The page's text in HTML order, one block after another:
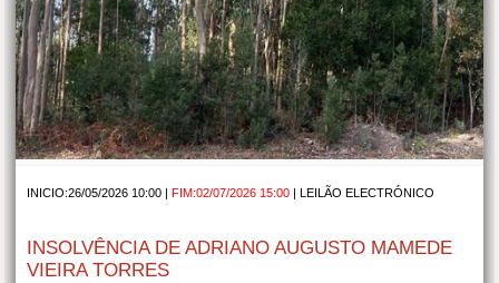
INICIO:26/05/2026 10:00 |FIM:02/07/2026 15:00 |LEILÃO ELECTRÓNICO
INSOLVÊNCIA DE ADRIANO AUGUSTO MAMEDE
VIEIRA TORRES